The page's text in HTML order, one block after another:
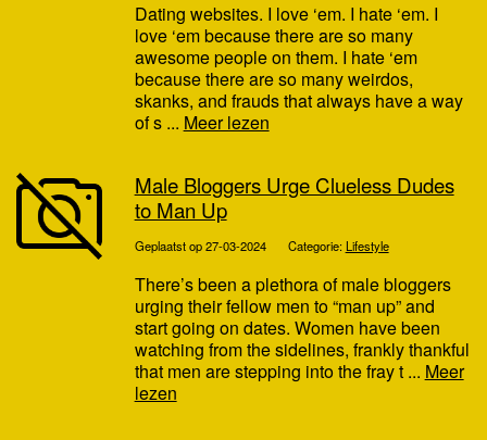
Dating websites. I love ‘em. I hate ‘em. I
love ‘em because there are so many
awesome people on them. I hate ‘em
because there are so many weirdos,
skanks, and frauds that always have a way
of s ... Meer lezen
Male Bloggers Urge Clueless Dudes
to Man Up
Geplaatst op 27-03-2024 Categorie:Lifestyle
There’s been a plethora of male bloggers
urging their fellow men to “man up” and
start going on dates. Women have been
watching from the sidelines, frankly thankful
that men are stepping into the fray t ... Meer
lezen